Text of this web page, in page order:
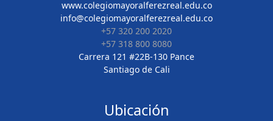
www.colegiomayoralferezreal.edu.co
info@colegiomayoralferezreal.edu.co
+57 320 200 2020
+57 318 800 8080
Carrera 121 #22B-130 Pance
Santiago de Cali
Ubicación